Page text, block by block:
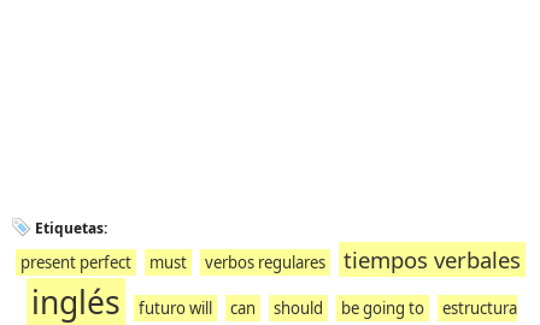
Etiquetas:
present perfect must verbos regulares tiempos verbales
inglés futuro will can should be going to
estructura